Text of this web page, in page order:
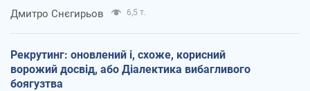
Дмитро Снєгирьов 6,5 т.
Рекрутинг: оновлений і, схоже, корисний
ворожий досвід, або Діалектика вибагливого
боягузтва